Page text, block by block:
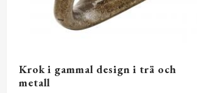
Krok i gammal design i trä och
metall